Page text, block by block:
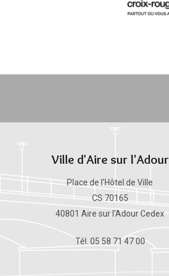
Ville d'Aire sur l'Adour
Place de l'Hôtel de Ville
CS 70165
40801 Aire sur l'Adour Cedex
Tél. 05 58 71 47 00